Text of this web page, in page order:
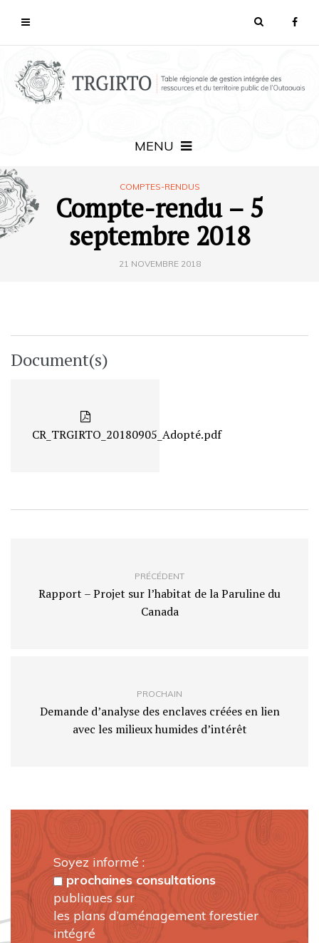
MENU
COMPTES-RENDUS
Compte-rendu – 5
septembre 2018
21 NOVEMBRE 2018
Document(s)
CR_TRGIRTO_20180905_Adopté.pdf
PRÉCÉDENT
Rapport – Projet sur l’habitat de la Paruline du
Canada
PROCHAIN
Demande d’analyse des enclaves créées en lien
avec les milieux humides d’intérêt
Soyez informé :
prochaines consultations
publiques sur
les plans d’aménagement forestier
intégré